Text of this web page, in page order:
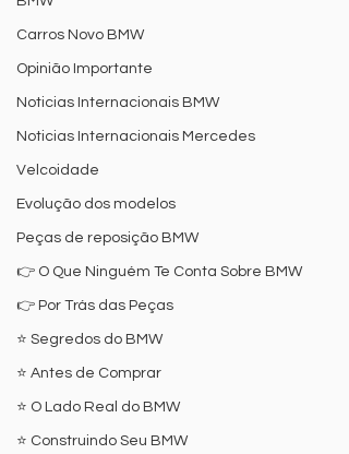
Carros Novo BMW
Opinião Importante
Noticias Internacionais BMW
Noticias Internacionais Mercedes
Velcoidade
Evolução dos modelos
Peças de reposição BMW
👉 O Que Ninguém Te Conta Sobre BMW
👉 Por Trás das Peças
⭐ Segredos do BMW
⭐ Antes de Comprar
⭐ O Lado Real do BMW
⭐ Construindo Seu BMW